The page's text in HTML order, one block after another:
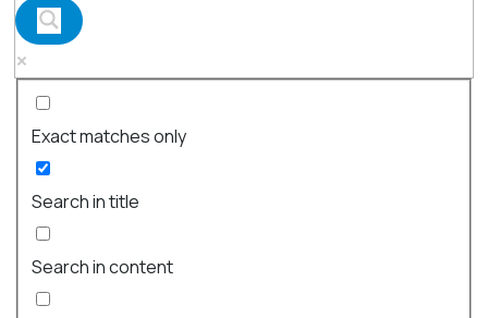
Exact matches only
Search in title
Search in content